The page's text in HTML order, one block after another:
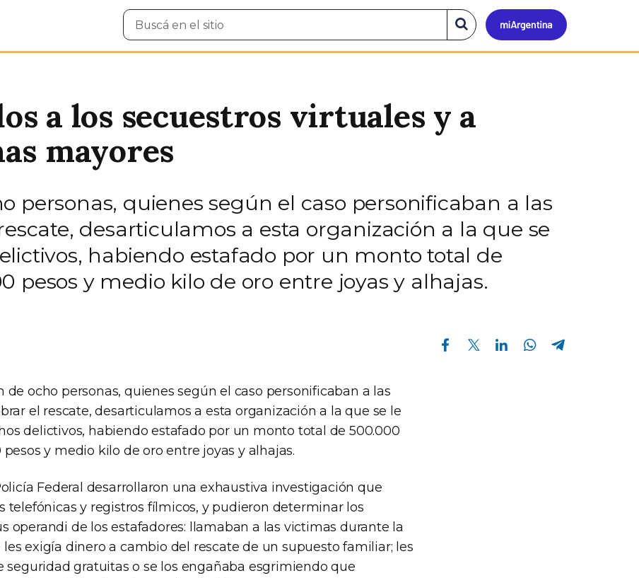
Mi
Buscar
en
Buscar
en
el
a los secuestros virtuales y a
mayores
personas, quienes según el caso personificaban a las
desarticulamos a esta organización a la que se
habiendo estafado por un monto total de
pesos y medio kilo de oro entre joyas y alhajas.
Compartir en Facebook Compartir en Twitter Compartir en Linkedin Compartir en Whatsapp
de ocho personas, quienes según el caso personificaban a las
el rescate, desarticulamos a esta organización a la que se le
delictivos, habiendo estafado por un monto total de 500.000
pesos y medio kilo de oro entre joyas y alhajas.
Federal desarrollaron una exhaustiva investigación que
telefónicas y registros fílmicos, y pudieron determinar los
operandi de los estafadores: llamaban a las victimas durante la
exigía dinero a cambio del rescate de un supuesto familiar; les
seguridad gratuitas o se los engañaba esgrimiendo que